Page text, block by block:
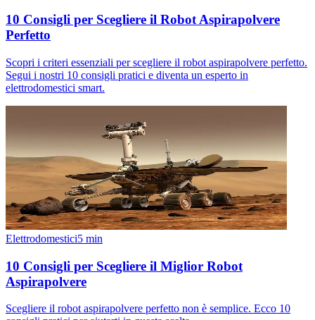
10 Consigli per Scegliere il Robot Aspirapolvere
Perfetto
Scopri i criteri essenziali per scegliere il robot aspirapolvere perfetto.
Segui i nostri 10 consigli pratici e diventa un esperto in
elettrodomestici smart.
Elettrodomestici5 min
10 Consigli per Scegliere il Miglior Robot
Aspirapolvere
Scegliere il robot aspirapolvere perfetto non è semplice. Ecco 10